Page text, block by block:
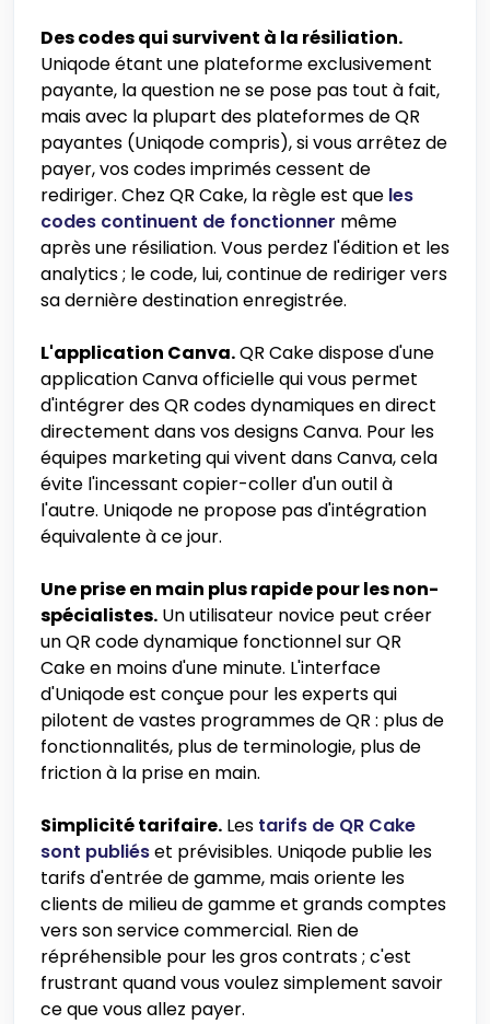
Des codes qui survivent à la résiliation.
Uniqode étant une plateforme exclusivement
payante, la question ne se pose pas tout à fait,
mais avec la plupart des plateformes de QR
payantes (Uniqode compris), si vous arrêtez de
payer, vos codes imprimés cessent de
rediriger. Chez QR Cake, la règle est que les
codes continuent de fonctionner même
après une résiliation. Vous perdez l'édition et les
analytics ; le code, lui, continue de rediriger vers
sa dernière destination enregistrée.
L'application Canva.QR Cake dispose d'une
application Canva officielle qui vous permet
d'intégrer des QR codes dynamiques en direct
directement dans vos designs Canva. Pour les
équipes marketing qui vivent dans Canva, cela
évite l'incessant copier-coller d'un outil à
l'autre. Uniqode ne propose pas d'intégration
équivalente à ce jour.
Une prise en main plus rapide pour les non-
spécialistes. Un utilisateur novice peut créer
un QR code dynamique fonctionnel sur QR
Cake en moins d'une minute. L'interface
d'Uniqode est conçue pour les experts qui
pilotent de vastes programmes de QR : plus de
fonctionnalités, plus de terminologie, plus de
friction à la prise en main.
Simplicité tarifaire. Les tarifs de QR Cake
sont publiéset prévisibles. Uniqode publie les
tarifs d'entrée de gamme, mais oriente les
clients de milieu de gamme et grands comptes
vers son service commercial. Rien de
répréhensible pour les gros contrats ; c'est
frustrant quand vous voulez simplement savoir
ce que vous allez payer.